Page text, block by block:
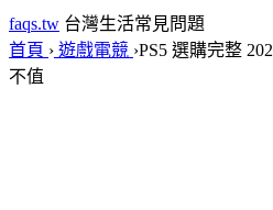
faqs.tw 台灣生活常見問題
首頁 › 遊戲電競 ›PS5 選購完整
不值